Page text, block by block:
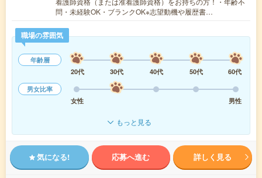
問・未経験OK・ブランクOK※志望動機や履歴書…
職場の雰囲気
年齢層
20代
30代 40代 50代
60代
男女比率
女性
男性
もっと見る
気になる! 応募へ進む 詳しく見る